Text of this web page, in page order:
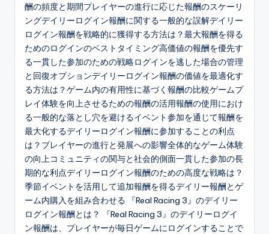
酬の頻度と期間プレイヤーの進行に応じた報酬のスケーリ
ングデイリーログイン報酬に関する一般的な誤解デイリー
ログイン報酬を戦略的に獲得する方法は？最大報酬を得る
ためのログインのベストタイミング高価値の報酬を優先す
る一貫した参加のための戦略ログインを逃した場合の管理
と回復オプションデイリーログイン報酬の価値を最適化す
る方法は？ゲーム内の有用性に基づく報酬の比較ゲームプ
レイ体験を向上させるための報酬の活用報酬の使用におけ
る一般的な落とし穴を避けるイベント参加を通じて報酬を
最大化するデイリーログイン報酬に参加することの利点
は？プレイヤーの進行と発展への影響全体的なゲーム体験
の向上コミュニティの関与と社会的側面一貫した参加の長
期的な利点デイリーログイン報酬のための高度な戦略は？
季節イベントを活用して追加報酬を得るデイリー報酬とゲ
ーム内購入を組み合わせる 『Real Racing 3』のデイリー
ログイン報酬とは？ 『Real Racing 3』のデイリーログイ
ン報酬は、プレイヤーが毎日ゲームにログインすることで